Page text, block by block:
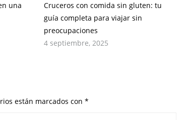
una
Cruceros con comida sin gluten: tu
guía completa para viajar sin
preocupaciones
4 septiembre, 2025
están marcados con *